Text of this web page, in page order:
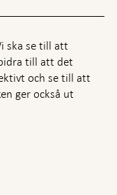
ska se till att
till att det
och se till att
ger också ut